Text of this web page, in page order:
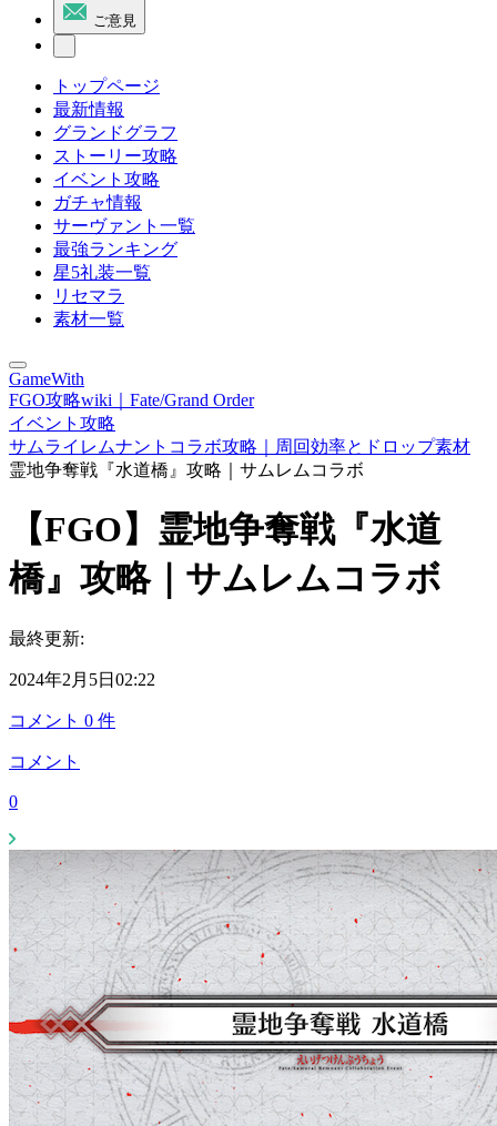
ご意見
トップページ
最新情報
グランドグラフ
ストーリー攻略
イベント攻略
ガチャ情報
サーヴァント一覧
最強ランキング
星5礼装一覧
リセマラ
素材一覧
GameWith
FGO攻略wiki｜Fate/Grand Order
イベント攻略
サムライレムナントコラボ攻略｜周回効率とドロップ素材
霊地争奪戦『水道橋』攻略｜サムレムコラボ
【FGO】霊地争奪戦『水道
橋』攻略｜サムレムコラボ
最終更新:
2024年2月5日02:22
コメント 0 件
コメント
0